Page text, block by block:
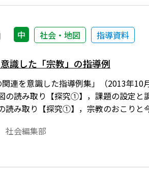
中 社会・地図 指導資料
識した「宗教」の指導例
関連を意識した指導例集」（2013年
の読み取り【探究①】，課題の設定
読み取り【探究①】，宗教のおこりと
社会編集部